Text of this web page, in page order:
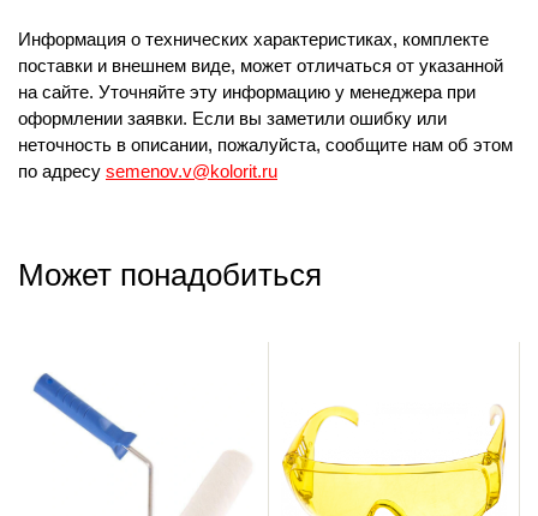
Информация о технических характеристиках, комплекте
поставки и внешнем виде, может отличаться от указанной
на сайте. Уточняйте эту информацию у менеджера при
оформлении заявки. Если вы заметили ошибку или
неточность в описании, пожалуйста, сообщите нам об этом
по адресу semenov.v@kolorit.ru
Может понадобиться